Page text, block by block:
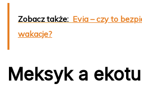
Zobacz także: Evia – czy to
wakacje?
Meksyk a